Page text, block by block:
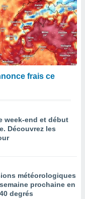
frais ce
week-end et début
Découvrez les
météorologiques
prochaine en
degrés